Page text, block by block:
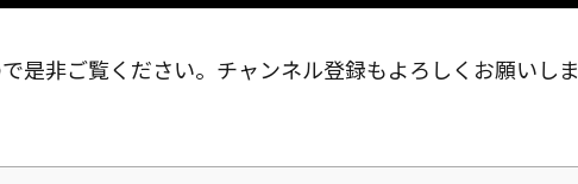
是非ご覧ください。チャンネル登録もよろしくお願いしま